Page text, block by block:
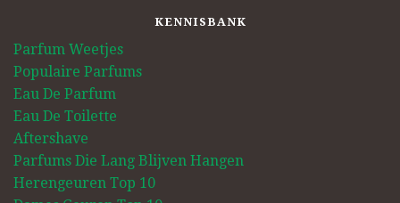
KENNISBANK
Parfum Weetjes
Populaire Parfums
Eau De Parfum
Eau De Toilette
Aftershave
Parfums Die Lang Blijven Hangen
Herengeuren Top 10